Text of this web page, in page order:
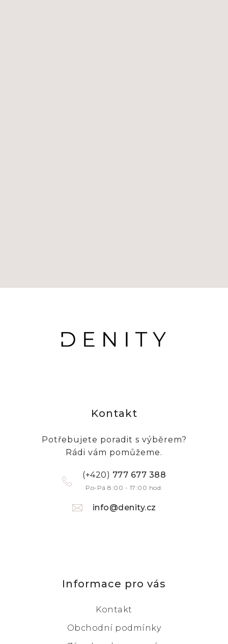
Kontakt
Potřebujete poradit s výběrem?
Rádi vám pomůžeme.
(+420) 777 677 388
Po-Pá 8:00 - 17:00 hod.
info@denity.cz
Informace pro vás
Kontakt
Obchodní podmínky